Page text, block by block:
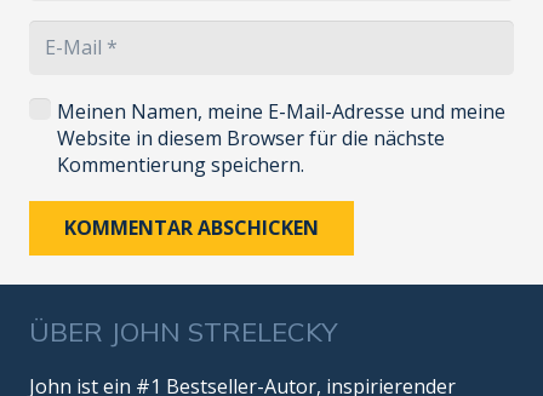
Meinen Namen, meine E-Mail-Adresse und meine
Website in diesem Browser für die nächste
Kommentierung speichern.
KOMMENTAR ABSCHICKEN
ÜBER JOHN STRELECKY
John ist ein #1 Bestseller-Autor, inspirierender